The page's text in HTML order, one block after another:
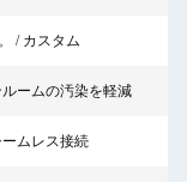
/ カスタム
ームの汚染を軽減
ムレス接続